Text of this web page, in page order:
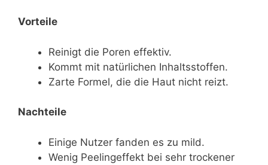
Vorteile
Reinigt die Poren effektiv.
Kommt mit natürlichen Inhaltsstoffen.
Zarte Formel, die die Haut nicht reizt.
Nachteile
Einige Nutzer fanden es zu mild.
Wenig Peelingeffekt bei sehr trockener